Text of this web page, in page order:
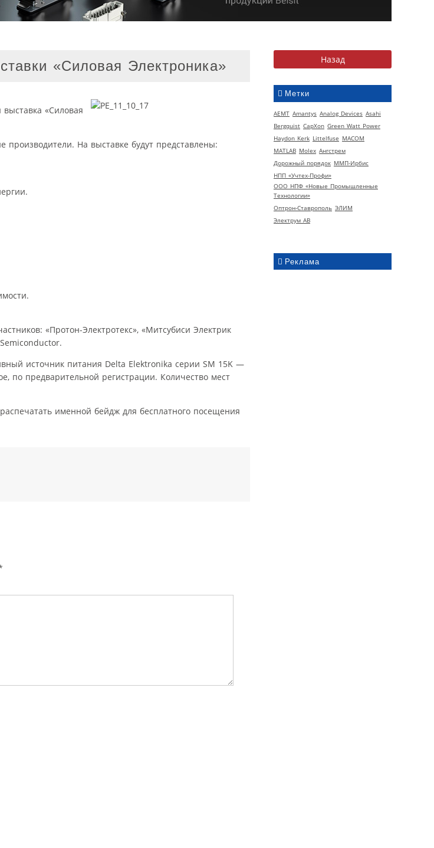
Метки
AEMT Amantys Analog Devices Asahi
Bergquist CapXon Green Watt Power
Haydon Kerk Littelfuse MACOM
MATLAB Molex Ангстрем
Дорожный порядок ММП-Ирбис
НПП «Учтех-Профи»
ООО НПФ «Новые Промышленные
Технологии»
Оптрон-Ставрополь ЭЛИМ
Электрум АВ
Реклама
«Силовая Электроника»
«Силовая
На выставке будут представлены:
«Протон-Электротекс», «Митсубиси Электрик
источник питания Delta Elektronika серии SM 15K —
по предварительной регистрации. Количество мест
именной бейдж для бесплатного посещения